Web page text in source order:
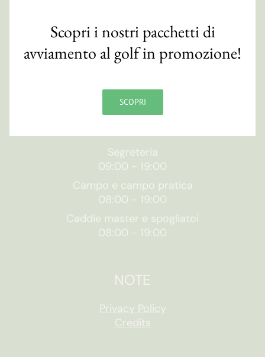
Via S. Orsola, 10/e
48018 Faenza (RA)
CF 90007820393
Segreteria
09:00 - 19:00
Campo e campo pratica
08:00 - 19:00
Caddie master e spogliatoi
08:00 - 19:00
NOTE
Privacy Policy
Credits
Scopri i nostri pacchetti di
avviamento al golf in promozione!
SCOPRI